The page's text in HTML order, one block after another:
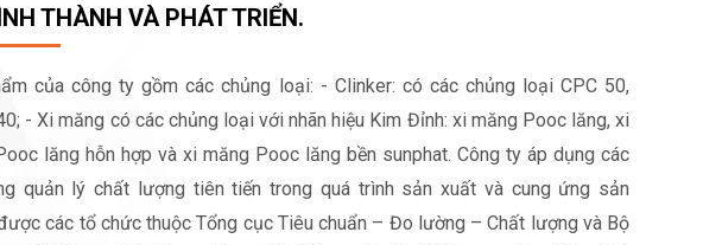
THÀNH VÀ PHÁT TRIỂN.
của công ty gồm các chủng loại: - Clinker: có các chủng loại CPC 50,
- Xi măng có các chủng loại với nhãn hiệu Kim Đỉnh: xi măng Pooc lăng, xi
lăng hỗn hợp và xi măng Pooc lăng bền sunphat. Công ty áp dụng các
quản lý chất lượng tiên tiến trong quá trình sản xuất và cung ứng sản
các tổ chức thuộc Tổng cục Tiêu chuẩn – Đo lường – Chất lượng và Bộ